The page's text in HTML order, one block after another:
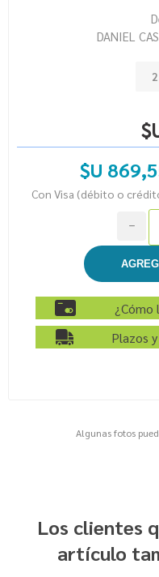
DANIEL
$U
Con Visa (débito o
h
¿Cómo
Plazos
Algunas fotos
Los clientes
artículo